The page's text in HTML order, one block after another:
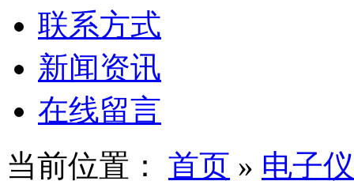
联系方式
新闻资讯
在线留言
当前位置： 首页 » 电子